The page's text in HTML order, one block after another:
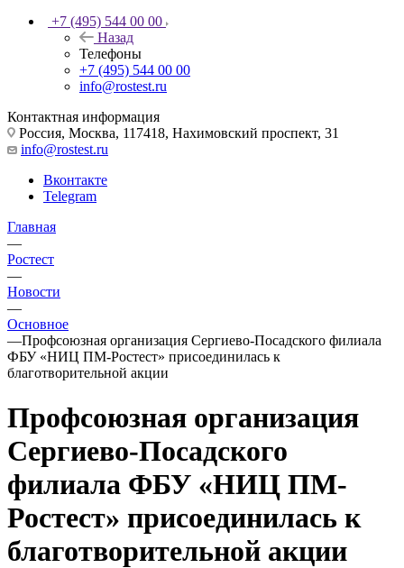
+7 (495) 544 00 00
Назад
Телефоны
+7 (495) 544 00 00
info@rostest.ru
Контактная информация
Россия, Москва, 117418, Нахимовский проспект, 31
info@rostest.ru
Вконтакте
Telegram
Главная
—
Ростест
—
Новости
—
Основное
—Профсоюзная организация Сергиево-Посадского филиала
ФБУ «НИЦ ПМ-Ростест» присоединилась к
благотворительной акции
Профсоюзная организация
Сергиево-Посадского
филиала ФБУ «НИЦ ПМ-
Ростест» присоединилась к
благотворительной акции